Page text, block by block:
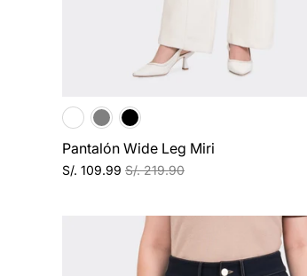
Pantalón Wide Leg Miri
S/. 109.99 S/. 219.90